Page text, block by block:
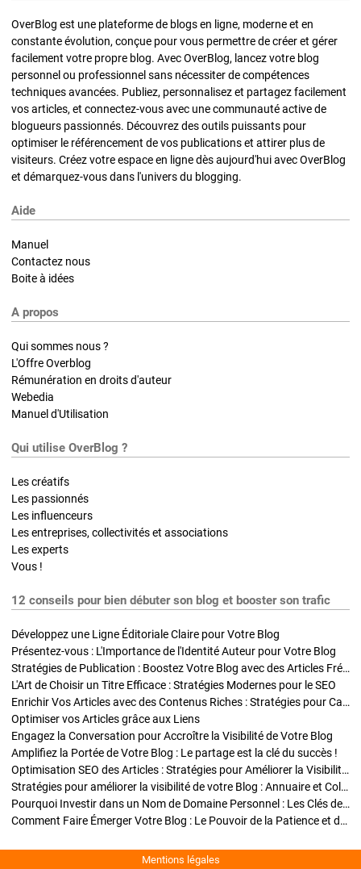
OverBlog est une plateforme de blogs en ligne, moderne et en
constante évolution, conçue pour vous permettre de créer et gérer
facilement votre propre blog. Avec OverBlog, lancez votre blog
personnel ou professionnel sans nécessiter de compétences
techniques avancées. Publiez, personnalisez et partagez facilement
vos articles, et connectez-vous avec une communauté active de
blogueurs passionnés. Découvrez des outils puissants pour
optimiser le référencement de vos publications et attirer plus de
visiteurs. Créez votre espace en ligne dès aujourd'hui avec OverBlog
et démarquez-vous dans l'univers du blogging.
Aide
Manuel
Contactez nous
Boite à idées
A propos
Qui sommes nous ?
L'Offre Overblog
Rémunération en droits d'auteur
Webedia
Manuel d'Utilisation
Qui utilise OverBlog ?
Les créatifs
Les passionnés
Les influenceurs
Les entreprises, collectivités et associations
Les experts
Vous !
12 conseils pour bien débuter son blog et booster son trafic
Développez une Ligne Éditoriale Claire pour Votre Blog
Présentez-vous : L'Importance de l'Identité Auteur pour Votre Blog
Stratégies de Publication : Boostez Votre Blog avec des Articles Fréquents et Exclusifs
L'Art de Choisir un Titre Efficace : Stratégies Modernes pour le SEO
Enrichir Vos Articles avec des Contenus Riches : Stratégies pour Captiver et Optimiser
Optimiser vos Articles grâce aux Liens
Engagez la Conversation pour Accroître la Visibilité de Votre Blog
Amplifiez la Portée de Votre Blog : Le partage est la clé du succès !
Optimisation SEO des Articles : Stratégies pour Améliorer la Visibilité de Votre Blog
Stratégies pour améliorer la visibilité de votre Blog : Annuaire et Collaborations
Pourquoi Investir dans un Nom de Domaine Personnel : Les Clés de la Réussite de Votre Blog
Comment Faire Émerger Votre Blog : Le Pouvoir de la Patience et de la Persévérance
Mentions légales